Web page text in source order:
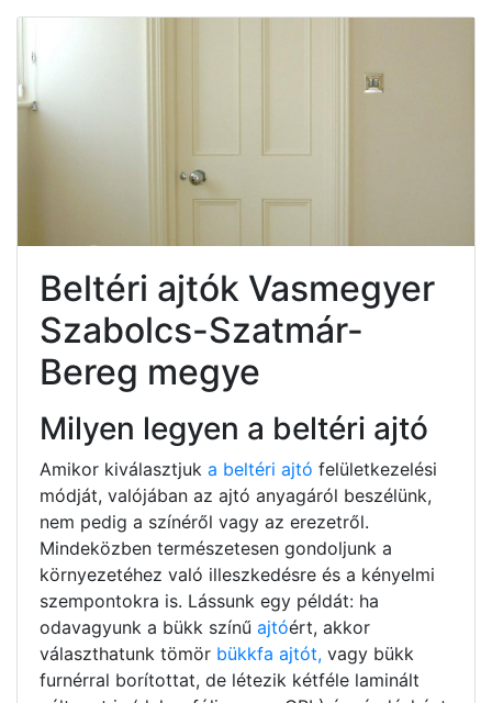
Beltéri ajtók Vasmegyer
Szabolcs-Szatmár-
Bereg megye
Milyen legyen a beltéri ajtó
Amikor kiválasztjuk a beltéri ajtó felületkezelési
módját, valójában az ajtó anyagáról beszélünk,
nem pedig a színéről vagy az erezetről.
Mindeközben természetesen gondoljunk a
környezetéhez való illeszkedésre és a kényelmi
szempontokra is. Lássunk egy példát: ha
odavagyunk a bükk színű ajtóért, akkor
választhatunk tömör bükkfa ajtót, vagy bükk
furnérral borítottat, de létezik kétféle laminált